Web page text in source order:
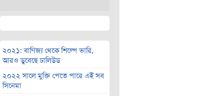
২০২১: বাণিজ্য থেকে শিল্পে ভারি,
আরও ডুবেছে ঢালিউড
২০২২ সালে মুক্তি পেতে পারে এই সব
সিনেমা